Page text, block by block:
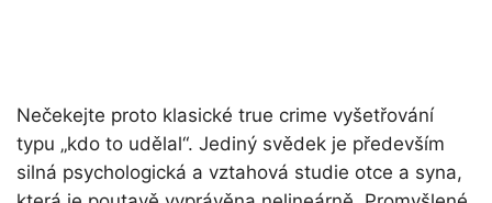
Nečekejte proto klasické true crime vyšetřování
typu „kdo to udělal“. Jediný svědek je především
silná psychologická a vztahová studie otce a syna,